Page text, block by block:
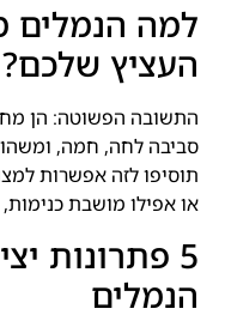
למה הנמלים
העציץ שלכם?
התשובה הפשוטה: הן
סביבה לחה, חמה,
תוסיפו לזה אפשרות
או אפילו מושבת
5 פתרונות
הנמלים